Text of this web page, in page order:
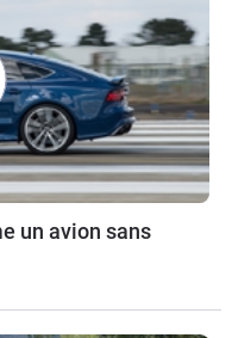
un avion sans